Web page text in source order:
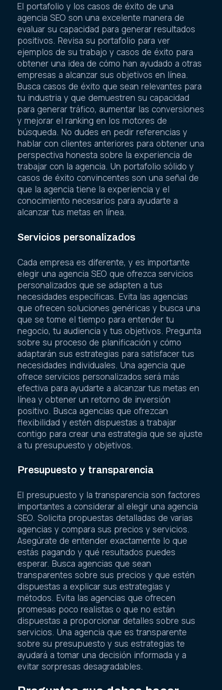
El portafolio y los casos de éxito de una
agencia SEO son una excelente manera de
evaluar su capacidad para generar resultados
positivos. Revisa su portafolio para ver
ejemplos de su trabajo y casos de éxito para
obtener una idea de cómo han ayudado a otras
empresas a alcanzar sus objetivos en línea.
Busca casos de éxito que sean relevantes para
tu industria y que demuestren su capacidad
para generar tráfico, aumentar las conversiones
y mejorar el ranking en los motores de
búsqueda. No dudes en pedir referencias y
hablar con clientes anteriores para obtener una
perspectiva honesta sobre la experiencia de
trabajar con la agencia. Un portafolio sólido y
casos de éxito convincentes son una señal de
que la agencia tiene la experiencia y el
conocimiento necesarios para ayudarte a
alcanzar tus metas en línea.
Servicios personalizados
Cada empresa es diferente, y es importante
elegir una agencia SEO que ofrezca servicios
personalizados que se adapten a tus
necesidades específicas. Evita las agencias
que ofrecen soluciones genéricas y busca una
que se tome el tiempo para entender tu
negocio, tu audiencia y tus objetivos. Pregunta
sobre su proceso de planificación y cómo
adaptarán sus estrategias para satisfacer tus
necesidades individuales. Una agencia que
ofrece servicios personalizados será más
efectiva para ayudarte a alcanzar tus metas en
línea y obtener un retorno de inversión
positivo. Busca agencias que ofrezcan
flexibilidad y estén dispuestas a trabajar
contigo para crear una estrategia que se ajuste
a tu presupuesto y objetivos.
Presupuesto y transparencia
El presupuesto y la transparencia son factores
importantes a considerar al elegir una agencia
SEO. Solicita propuestas detalladas de varias
agencias y compara sus precios y servicios.
Asegúrate de entender exactamente lo que
estás pagando y qué resultados puedes
esperar. Busca agencias que sean
transparentes sobre sus precios y que estén
dispuestas a explicar sus estrategias y
métodos. Evita las agencias que ofrecen
promesas poco realistas o que no están
dispuestas a proporcionar detalles sobre sus
servicios. Una agencia que es transparente
sobre su presupuesto y sus estrategias te
ayudará a tomar una decisión informada y a
evitar sorpresas desagradables.